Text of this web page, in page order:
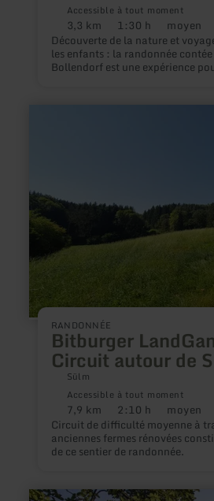
Accessible à tout moment
Distance
:
3,3 km Durée
:
1:30 h Difficulté
:
moyen
Découverte de la nature et
les enfants : la randonnée
Bollendorf est une expérience
RANDONNÉE
Bitburger
Circuit autour de
Sülm
Accessible à tout moment
Distance
:
7,9 km Durée
:
2:10 h Difficulté
:
moyen
Circuit de difficulté moyenne à
anciennes fermes rénovées
de ce sentier de randonnée.
-
SULMANA
-
Circuit
autour
de
en